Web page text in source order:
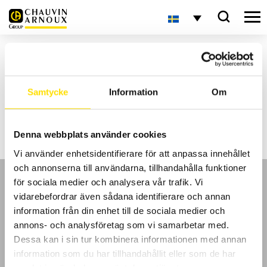
Samtycke Information Om
Denna webbplats använder cookies
Vi använder enhetsidentifierare för att anpassa innehållet
och annonserna till användarna, tillhandahålla funktioner
för sociala medier och analysera vår trafik. Vi
vidarebefordrar även sådana identifierare och annan
information från din enhet till de sociala medier och
annons- och analysföretag som vi samarbetar med.
Dessa kan i sin tur kombinera informationen med annan
information som du har tillhandahållit eller som de har
Aktuellt
GDPR
Köpvillkor